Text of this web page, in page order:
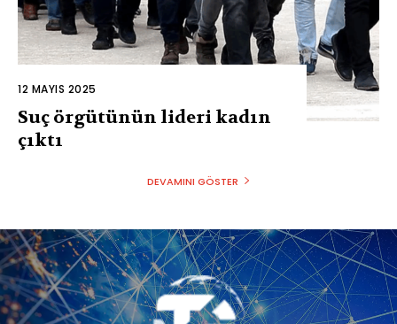
12 MAYIS 2025
Suç örgütünün lideri kadın
çıktı
DEVAMINI GÖSTER